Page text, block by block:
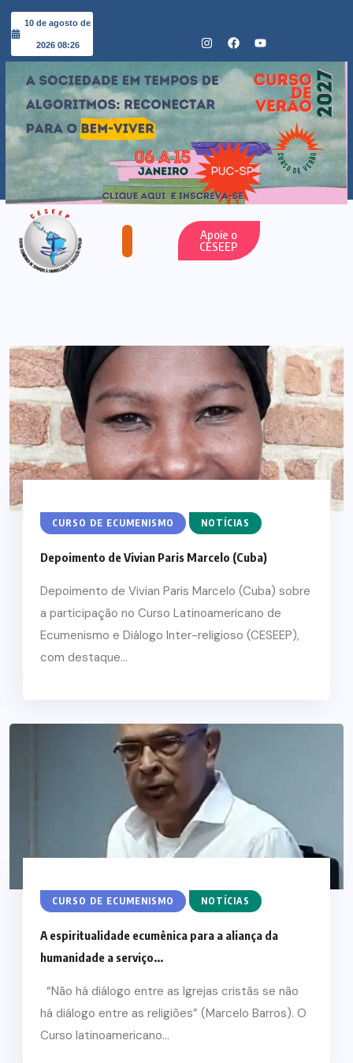
10 de agosto de
2026 08:26
Apoie o
CESEEP
CURSO DE ECUMENISMO NOTÍCIAS
Depoimento de Vivian Paris Marcelo (Cuba)
Depoimento de Vivian Paris Marcelo (Cuba) sobre
a participação no Curso Latinoamericano de
Ecumenismo e Diálogo Inter-religioso (CESEEP),
com destaque...
CURSO DE ECUMENISMO NOTÍCIAS
A espiritualidade ecumênica para a aliança da
humanidade a serviço...
“Não há diálogo entre as Igrejas cristãs se não
há diálogo entre as religiões” (Marcelo Barros). O
Curso latinoamericano...